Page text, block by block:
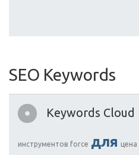
SEO Keywords
Keywords Cloud
инструментов force для цена